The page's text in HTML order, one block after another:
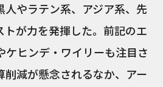
人やラテン系、アジア系、先
トが力を発揮した。前記のエ
ケヒンデ・ワイリーも注目さ
削減が懸念されるなか、アー